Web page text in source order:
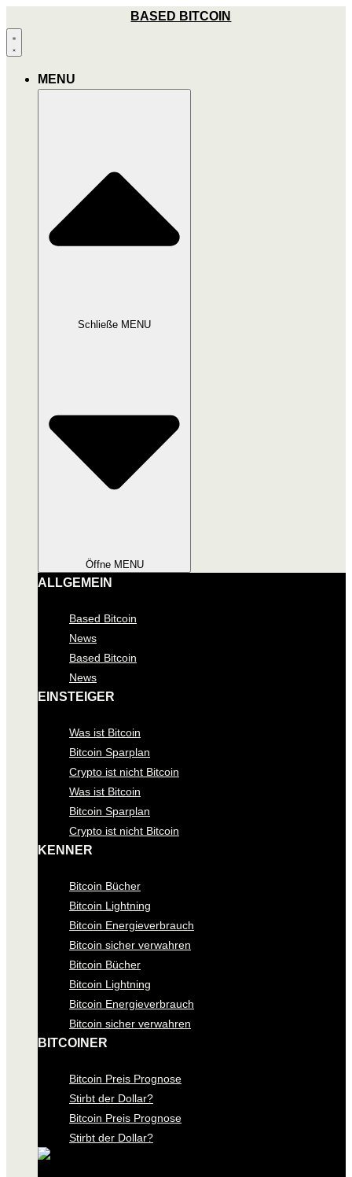
Inhalt
wechseln
BASED BITCOIN
MENU
Schließe MENU
Öffne MENU
ALLGEMEIN
Based Bitcoin
News
Based Bitcoin
News
EINSTEIGER
Was ist Bitcoin
Bitcoin Sparplan
Crypto ist nicht Bitcoin
Was ist Bitcoin
Bitcoin Sparplan
Crypto ist nicht Bitcoin
KENNER
Bitcoin Bücher
Bitcoin Lightning
Bitcoin Energieverbrauch
Bitcoin sicher verwahren
Bitcoin Bücher
Bitcoin Lightning
Bitcoin Energieverbrauch
Bitcoin sicher verwahren
BITCOINER
Bitcoin Preis Prognose
Stirbt der Dollar?
Bitcoin Preis Prognose
Stirbt der Dollar?